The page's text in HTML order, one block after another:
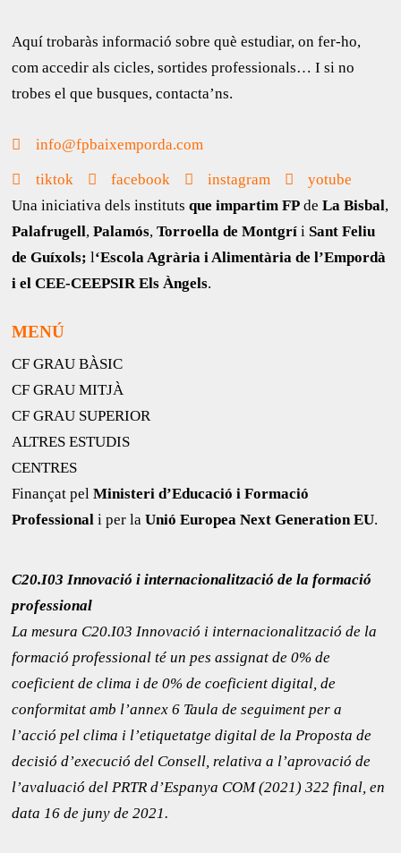
Aquí trobaràs informació sobre què estudiar, on fer-ho,
com accedir als cicles, sortides professionals… I si no
trobes el que busques, contacta’ns.
info@fpbaixemporda.com
tiktok facebook instagram
yotube
Una iniciativa dels institutsque impartim FP deLa Bisbal,
Palafrugell,Palamós,Torroella de Montgrí i Sant Feliu
de Guíxols; l‘Escola Agrària i Alimentària de l’Empordà
i el CEE-CEEPSIR Els Àngels.
MENÚ
CF GRAU BÀSIC
CF GRAU MITJÀ
CF GRAU SUPERIOR
ALTRES ESTUDIS
CENTRES
Finançat pelMinisteri d’Educació i Formació
Professional i per laUnió Europea Next Generation EU.
C20.I03 Innovació i internacionalització de la formació
professional
La mesura C20.I03 Innovació i internacionalització de la
formació professional té un pes assignat de 0% de
coeficient de clima i de 0% de coeficient digital, de
conformitat amb l’annex 6 Taula de seguiment per a
l’acció pel clima i l’etiquetatge digital de la Proposta de
decisió d’execució del Consell, relativa a l’aprovació de
l’avaluació del PRTR d’Espanya COM (2021) 322 final, en
data 16 de juny de 2021.